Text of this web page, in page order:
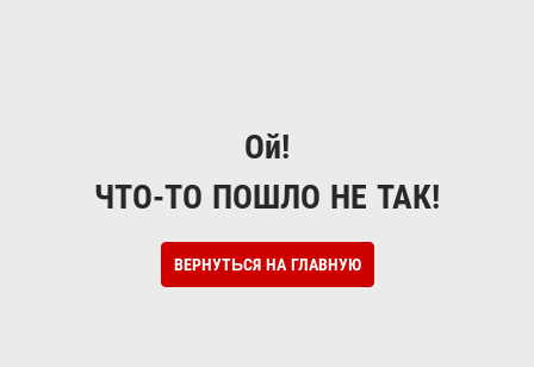
Ой!
ЧТО-ТО ПОШЛО НЕ ТАК!
ВЕРНУТЬСЯ НА ГЛАВНУЮ